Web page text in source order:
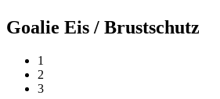
Goalie Eis / Brustschutz
1
2
3